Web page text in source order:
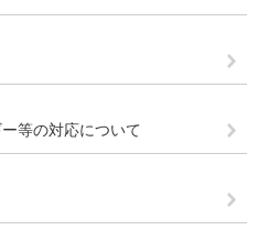
等の対応について